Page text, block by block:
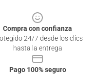
Compra con confianza
24/7 desde los clics
hasta la entrega
Pago 100% seguro